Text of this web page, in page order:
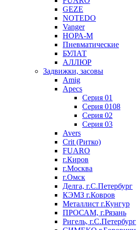
GEZE
NOTEDO
Vanger
НОРА-М
Пневматические
БУЛАТ
АЛЛЮР
Задвижки, засовы
Amig
Apecs
Серия 01
Серия 0108
Серия 02
Серия 03
Avers
Crit (Ритко)
FUARO
г.Киров
г.Москва
г.Омск
Делга, г.С.Петербург
КЭМЗ г.Ковров
Металлист г.Кунгур
ПРОСАМ, г.Рязань
Ригель, г.С.Петербург